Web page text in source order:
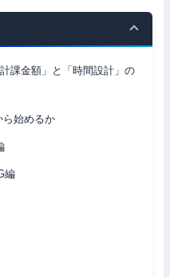
課金額」と「時間設計」の
ら始めるか
編